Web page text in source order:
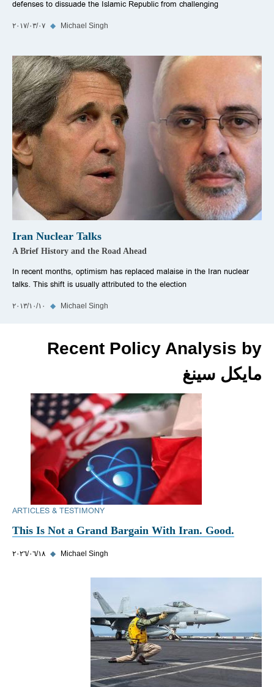
defenses to dissuade the Islamic Republic from challenging
٠٧‏/٠٣‏/٢٠١٧ ◆ Michael Singh
Iran Nuclear Talks
A Brief History and the Road Ahead
In recent months, optimism has replaced malaise in the Iran nuclear
talks. This shift is usually attributed to the election
١٠‏/١٠‏/٢٠١٣ ◆ Michael Singh
Recent Policy Analysis by
مايكل سينغ
ARTICLES & TESTIMONY
This Is Not a Grand Bargain With Iran. Good.
١٨‏/٠٦‏/٢٠٢٦ ◆ Michael Singh